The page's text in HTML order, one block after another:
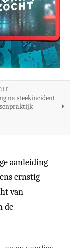
na steekincident
aanleiding
ernstig
van
de